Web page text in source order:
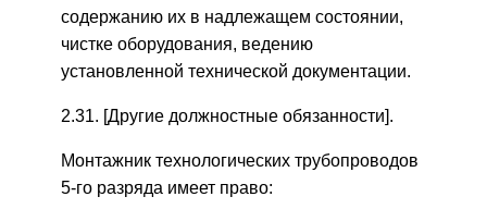
содержанию их в надлежащем состоянии,
чистке оборудования, ведению
установленной технической документации.
2.31. [Другие должностные обязанности].
Монтажник технологических трубопроводов
5-го разряда имеет право: